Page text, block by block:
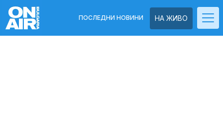
НА ЖИВО
ПОСЛЕДНИ НОВИНИ